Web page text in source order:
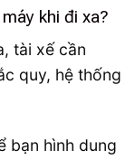
khi đi xa?
tài xế cần
quy, hệ thống
bạn hình dung